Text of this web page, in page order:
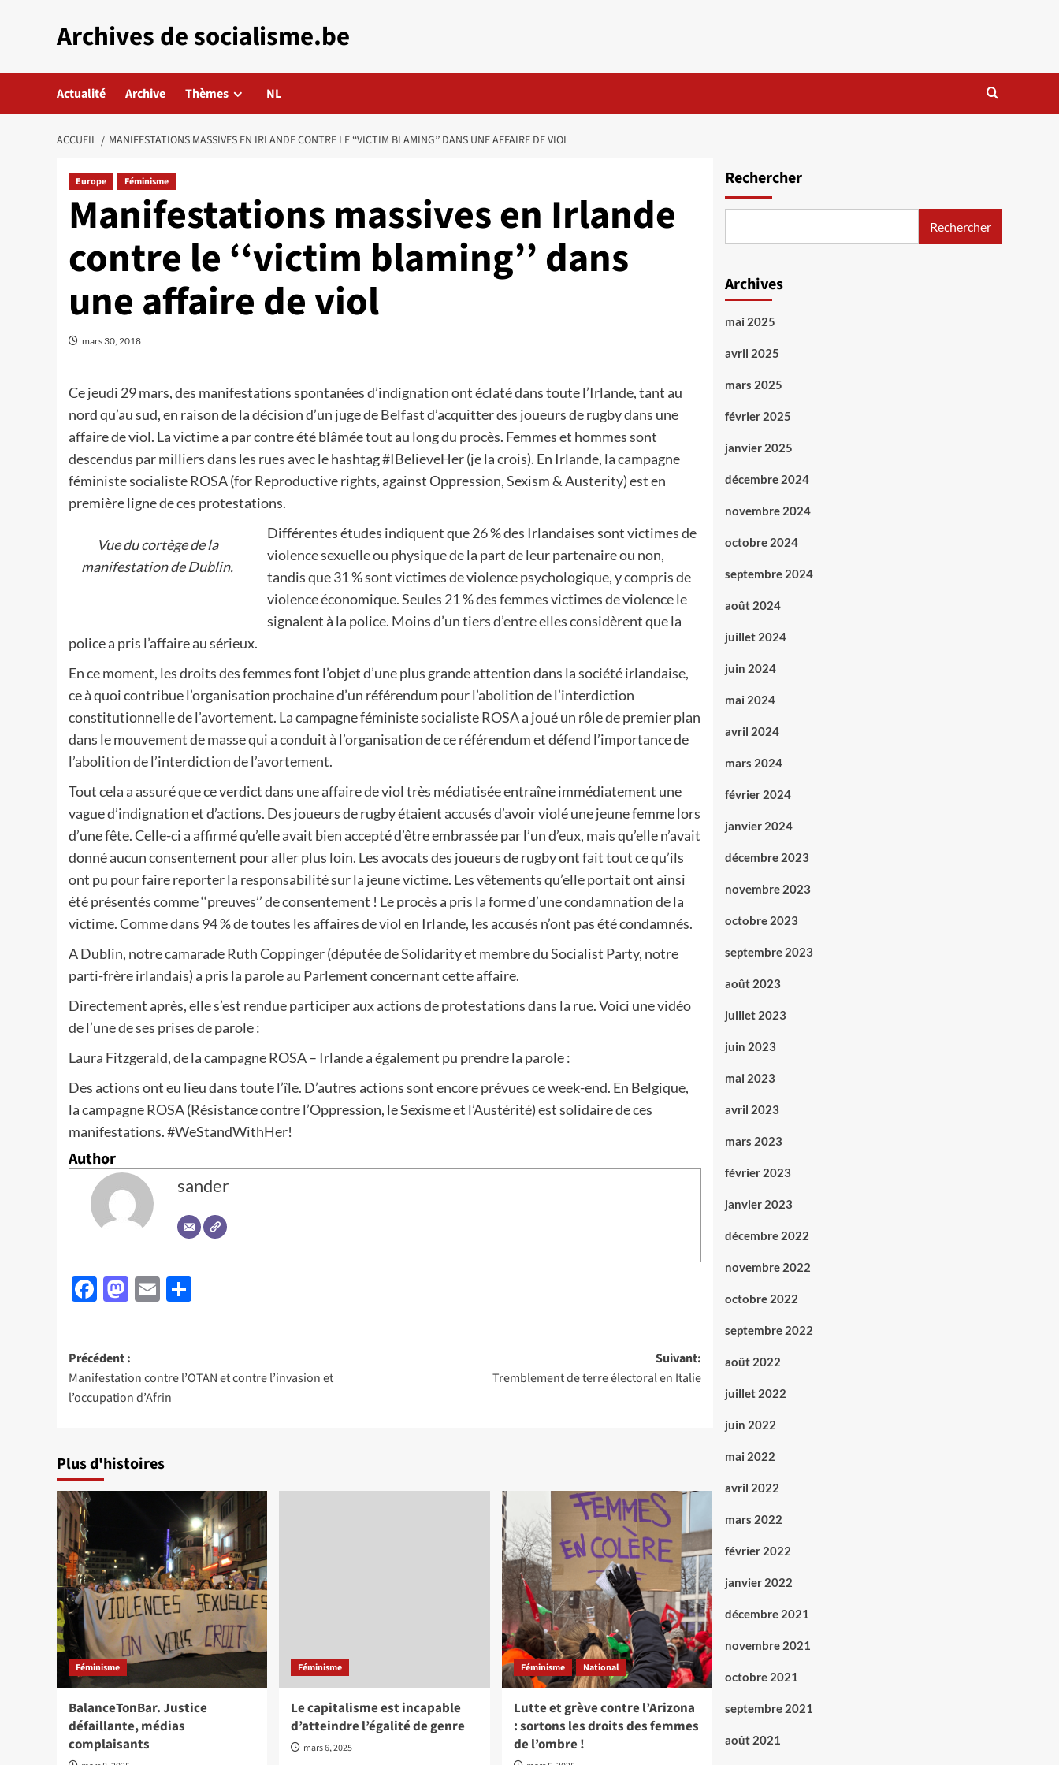
Archives de socialisme.be
Actualité Archive Thèmes NL
ACCUEIL MANIFESTATIONS MASSIVES EN IRLANDE CONTRE LE ‘‘VICTIM BLAMING’’ DANS UNE AFFAIRE DE VIOL
Europe Féminisme
Manifestations massives en Irlande
contre le ‘‘victim blaming’’ dans
une affaire de viol
mars 30, 2018
Ce jeudi 29 mars, des manifestations spontanées d’indignation ont éclaté dans toute l’Irlande, tant au
nord qu’au sud, en raison de la décision d’un juge de Belfast d’acquitter des joueurs de rugby dans une
affaire de viol. La victime a par contre été blâmée tout au long du procès. Femmes et hommes sont
descendus par milliers dans les rues avec le hashtag #IBelieveHer (je la crois). En Irlande, la campagne
féministe socialiste ROSA (for Reproductive rights, against Oppression, Sexism & Austerity) est en
première ligne de ces protestations.
Vue du cortège de la
manifestation de Dublin.
Différentes études indiquent que 26 % des Irlandaises sont victimes de
violence sexuelle ou physique de la part de leur partenaire ou non,
tandis que 31 % sont victimes de violence psychologique, y compris de
violence économique. Seules 21 % des femmes victimes de violence le
signalent à la police. Moins d’un tiers d’entre elles considèrent que la
police a pris l’affaire au sérieux.
En ce moment, les droits des femmes font l’objet d’une plus grande attention dans la société irlandaise,
ce à quoi contribue l’organisation prochaine d’un référendum pour l’abolition de l’interdiction
constitutionnelle de l’avortement. La campagne féministe socialiste ROSA a joué un rôle de premier plan
dans le mouvement de masse qui a conduit à l’organisation de ce référendum et défend l’importance de
l’abolition de l’interdiction de l’avortement.
Tout cela a assuré que ce verdict dans une affaire de viol très médiatisée entraîne immédiatement une
vague d’indignation et d’actions. Des joueurs de rugby étaient accusés d’avoir violé une jeune femme lors
d’une fête. Celle-ci a affirmé qu’elle avait bien accepté d’être embrassée par l’un d’eux, mais qu’elle n’avait
donné aucun consentement pour aller plus loin. Les avocats des joueurs de rugby ont fait tout ce qu’ils
ont pu pour faire reporter la responsabilité sur la jeune victime. Les vêtements qu’elle portait ont ainsi
été présentés comme ‘‘preuves’’ de consentement ! Le procès a pris la forme d’une condamnation de la
victime. Comme dans 94 % de toutes les affaires de viol en Irlande, les accusés n’ont pas été condamnés.
A Dublin, notre camarade Ruth Coppinger (députée de Solidarity et membre du Socialist Party, notre
parti-frère irlandais) a pris la parole au Parlement concernant cette affaire.
Directement après, elle s’est rendue participer aux actions de protestations dans la rue. Voici une vidéo
de l’une de ses prises de parole :
Laura Fitzgerald, de la campagne ROSA – Irlande a également pu prendre la parole :
Des actions ont eu lieu dans toute l’île. D’autres actions sont encore prévues ce week-end. En Belgique,
la campagne ROSA (Résistance contre l’Oppression, le Sexisme et l’Austérité) est solidaire de ces
manifestations. #WeStandWithHer!
Author
sander
Facebook
Mastodon
Email
Navigation
d’article
Précédent :
Manifestation contre l’OTAN et contre l’invasion et
l’occupation d’Afrin
Suivant:
Tremblement de terre électoral en Italie
Plus d'histoires
Féminisme
BalanceTonBar. Justice
défaillante, médias
complaisants
Féminisme
Le capitalisme est incapable
d’atteindre l’égalité de genre
mars 6, 2025
Féminisme National
Lutte et grève contre l’Arizona
: sortons les droits des femmes
de l’ombre !
Rechercher
Rechercher
Archives
mai 2025
avril 2025
mars 2025
février 2025
janvier 2025
décembre 2024
novembre 2024
octobre 2024
septembre 2024
août 2024
juillet 2024
juin 2024
mai 2024
avril 2024
mars 2024
février 2024
janvier 2024
décembre 2023
novembre 2023
octobre 2023
septembre 2023
août 2023
juillet 2023
juin 2023
mai 2023
avril 2023
mars 2023
février 2023
janvier 2023
décembre 2022
novembre 2022
octobre 2022
septembre 2022
août 2022
juillet 2022
juin 2022
mai 2022
avril 2022
mars 2022
février 2022
janvier 2022
décembre 2021
novembre 2021
octobre 2021
septembre 2021
août 2021